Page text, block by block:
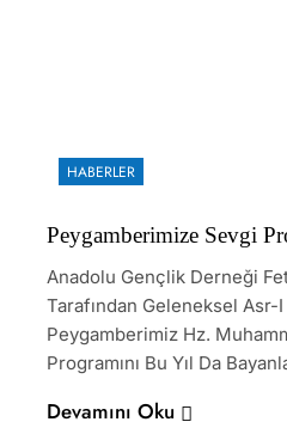
HABERLER
Peygamberimize Sevgi
Anadolu Gençlik Derneği
Tarafından Geleneksel Asr-
Peygamberimiz Hz.
Programını Bu Yıl Da
Devamını Oku